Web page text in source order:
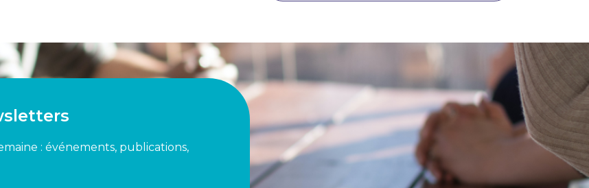
: événements, publications,